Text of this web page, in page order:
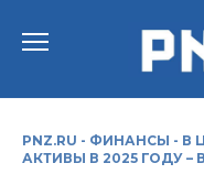
PNZ.RU - ФИНАНСЫ - В
АКТИВЫ В 2025 ГОДУ